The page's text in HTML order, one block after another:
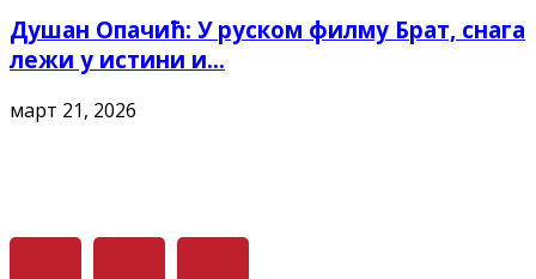
Душан Опачић: У руском филму Брат, снага
лежи у истини и...
март 21, 2026